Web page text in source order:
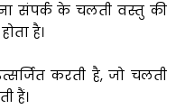
संपर्क के चलती वस्तु की
है।
करती है, जो चलती
हैं।